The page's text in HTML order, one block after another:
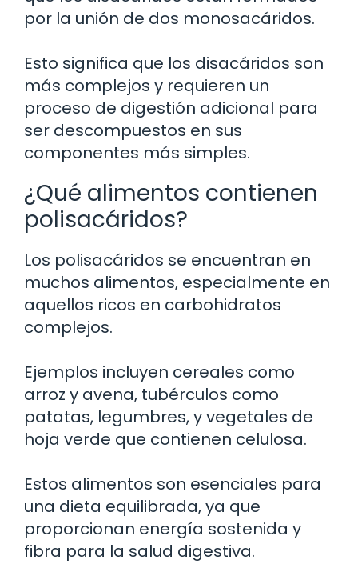
por la unión de dos monosacáridos.
Esto significa que los disacáridos son
más complejos y requieren un
proceso de digestión adicional para
ser descompuestos en sus
componentes más simples.
¿Qué alimentos contienen
polisacáridos?
Los polisacáridos se encuentran en
muchos alimentos, especialmente en
aquellos ricos en carbohidratos
complejos.
Ejemplos incluyen cereales como
arroz y avena, tubérculos como
patatas, legumbres, y vegetales de
hoja verde que contienen celulosa.
Estos alimentos son esenciales para
una dieta equilibrada, ya que
proporcionan energía sostenida y
fibra para la salud digestiva.